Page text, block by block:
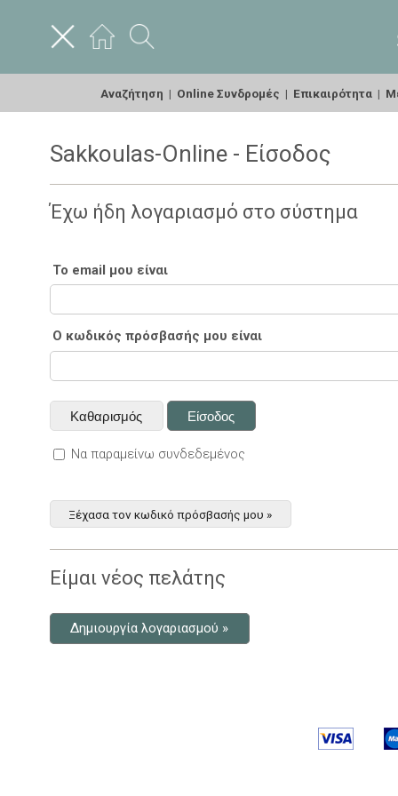
Αναζήτηση | Online Συνδρομές | Επικαιρότητα |
Sakkoulas-Online - Είσοδος
Έχω ήδη λογαριασμό στο σύστημα
Το email μου είναι
Ο κωδικός πρόσβασής μου είναι
Να παραμείνω συνδεδεμένος
Ξέχασα τον κωδικό πρόσβασής μου »
Είμαι νέος πελάτης
Δημιουργία λογαριασμού »